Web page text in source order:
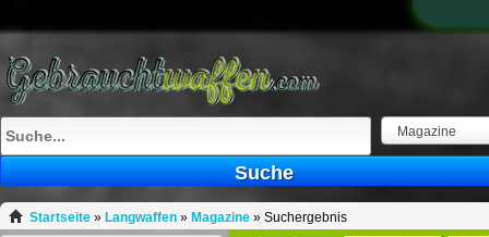
Magazine
Suche
Startseite» Langwaffen» Magazine» Suchergebnis